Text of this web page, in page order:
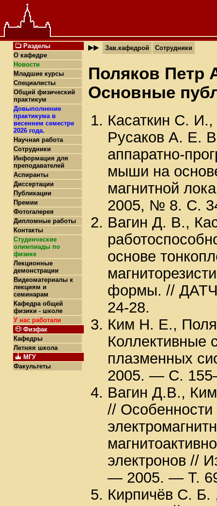
Разделы
О кафедре
Новости
Младшие курсы
Специалисты
Общий физический
практикум
Довыполнение
практикума в
весеннем семестре
2026 года.
Научная работа
Сотрудники
Информация для
преподавателей
Аспиранты
Диссертации
Публикации
Премии
Фотогалерея
Дипломные работы
Контакты
Студенческие
олимпиады по
физике
Лекционные
демонстрации
Видеоматериалы к
лекциям и
семинарам
Кафедра общей
физики - школе
У нас работали
Физфак
Кафедры
Летняя школа
МГУ
Факультеты
Зав.кафедрой Сотрудники
Поляков Петр
Основные
Касаткин С.
Русаков А. Е.
аппаратно-
мыши на
магнитной
2005, № 8. C.
Вагин Д. В.,
основе
формы. //
24-28.
Ким Н. Е.,
Коллективные
плазменных
2005. — С.
Вагин Д.В.,
// Особенности
электронов //
— 2005. — Т.
Кирпичёв С. Б.